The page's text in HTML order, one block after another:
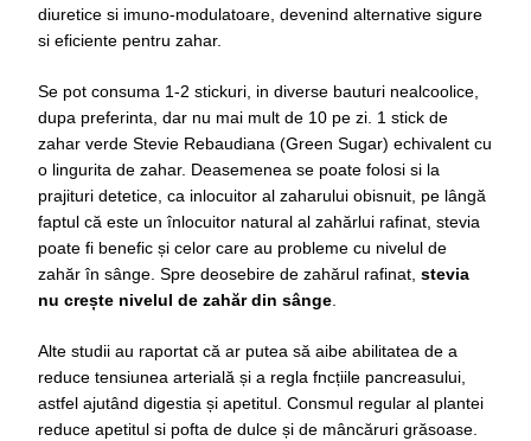
diuretice si imuno-modulatoare, devenind alternative sigure
si eficiente pentru zahar.
Se pot consuma 1-2 stickuri, in diverse bauturi nealcoolice,
dupa preferinta, dar nu mai mult de 10 pe zi. 1 stick de
zahar verde Stevie Rebaudiana (Green Sugar) echivalent cu
o lingurita de zahar. Deasemenea se poate folosi si la
prajituri detetice, ca inlocuitor al zaharului obisnuit, pe lângă
faptul că este un înlocuitor natural al zahărlui rafinat, stevia
poate fi benefic și celor care au probleme cu nivelul de
zahăr în sânge. Spre deosebire de zahărul rafinat, stevia
nu crește nivelul de zahăr din sânge.
Alte studii au raportat că ar putea să aibe abilitatea de a
reduce tensiunea arterială și a regla fncțiile pancreasului,
astfel ajutând digestia și apetitul. Consmul regular al plantei
reduce apetitul si pofta de dulce și de mâncăruri grăsoase.